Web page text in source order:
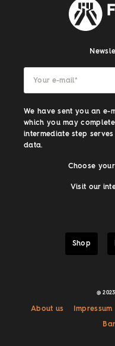
Your e-mail*
We have sent you an
which you may
intermediate step
data.
Choose
Visit our
Shop
@
About us Impressum